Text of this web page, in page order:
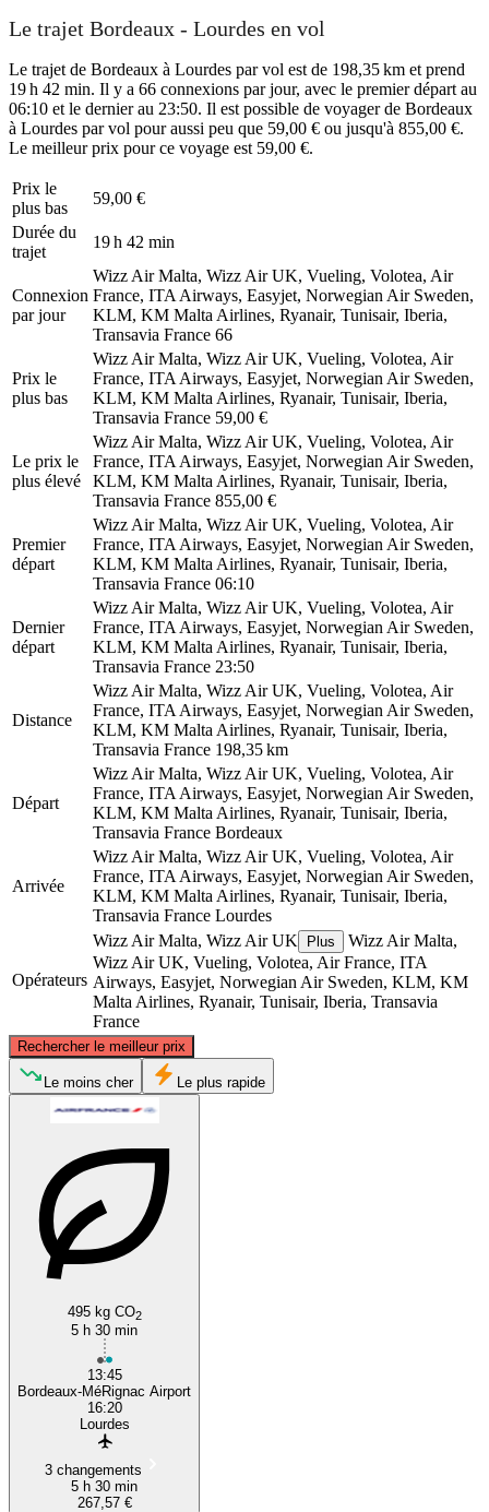
Le trajet Bordeaux - Lourdes en vol
Le trajet de Bordeaux à Lourdes par vol est de 198,35 km et prend
19 h 42 min. Il y a 66 connexions par jour, avec le premier départ au
06:10 et le dernier au 23:50. Il est possible de voyager de Bordeaux
à Lourdes par vol pour aussi peu que 59,00 € ou jusqu'à 855,00 €.
Le meilleur prix pour ce voyage est 59,00 €.
Prix ​​le
plus bas
59,00 €
Durée du
trajet
19 h 42 min
Connexion
par jour
Wizz Air Malta, Wizz Air UK, Vueling, Volotea, Air
France, ITA Airways, Easyjet, Norwegian Air Sweden,
KLM, KM Malta Airlines, Ryanair, Tunisair, Iberia,
Transavia France 66
Prix ​​le
plus bas
Wizz Air Malta, Wizz Air UK, Vueling, Volotea, Air
France, ITA Airways, Easyjet, Norwegian Air Sweden,
KLM, KM Malta Airlines, Ryanair, Tunisair, Iberia,
Transavia France 59,00 €
Le prix le
plus élevé
Wizz Air Malta, Wizz Air UK, Vueling, Volotea, Air
France, ITA Airways, Easyjet, Norwegian Air Sweden,
KLM, KM Malta Airlines, Ryanair, Tunisair, Iberia,
Transavia France 855,00 €
Premier
départ
Wizz Air Malta, Wizz Air UK, Vueling, Volotea, Air
France, ITA Airways, Easyjet, Norwegian Air Sweden,
KLM, KM Malta Airlines, Ryanair, Tunisair, Iberia,
Transavia France 06:10
Dernier
départ
Wizz Air Malta, Wizz Air UK, Vueling, Volotea, Air
France, ITA Airways, Easyjet, Norwegian Air Sweden,
KLM, KM Malta Airlines, Ryanair, Tunisair, Iberia,
Transavia France 23:50
Distance
Wizz Air Malta, Wizz Air UK, Vueling, Volotea, Air
France, ITA Airways, Easyjet, Norwegian Air Sweden,
KLM, KM Malta Airlines, Ryanair, Tunisair, Iberia,
Transavia France 198,35 km
Départ
Wizz Air Malta, Wizz Air UK, Vueling, Volotea, Air
France, ITA Airways, Easyjet, Norwegian Air Sweden,
KLM, KM Malta Airlines, Ryanair, Tunisair, Iberia,
Transavia France Bordeaux
Arrivée
Wizz Air Malta, Wizz Air UK, Vueling, Volotea, Air
France, ITA Airways, Easyjet, Norwegian Air Sweden,
KLM, KM Malta Airlines, Ryanair, Tunisair, Iberia,
Transavia France Lourdes
Opérateurs
Wizz Air Malta, Wizz Air UK Plus
Wizz Air Malta,
Wizz Air UK, Vueling, Volotea, Air France, ITA
Airways, Easyjet, Norwegian Air Sweden, KLM, KM
Malta Airlines, Ryanair, Tunisair, Iberia, Transavia
France
Rechercher le meilleur prix
Bordeaux
Le moins cher Le plus rapide
495 kg CO2
5 h 30 min
13:45
Bordeaux-MéRignac Airport
16:20
Lourdes
3 changements
5 h 30 min
267,57 €